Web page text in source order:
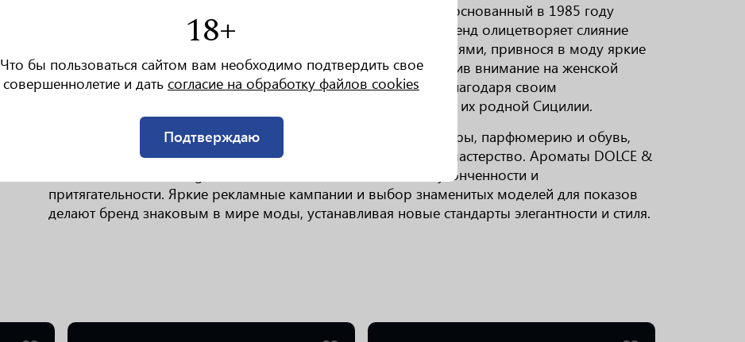
18+
Что бы пользоваться сайтом вам необходимо подтвердить свое
совершеннолетие и дать согласие на обработку файлов cookies
Подтверждаю
DOLCE & GABBANA — это культовый итальянский дом моды, основанный в 1985 году
дизайнерской парой Доменико Дольче и Стефано Габбана. Бренд олицетворяет слияние
традиционного итальянского стиля с современными тенденциями, привнося в моду яркие
цвета, богатые фактуры и драмы. Первоначально сосредоточив внимание на женской
одежде, DOLCE & GABBANA быстро завоевал популярность благодаря своим
захватывающим коллекциям, в которых отразились элементы их родной Сицилии.
С тех пор бренд расширил свое портфолио, добавив аксессуары, парфюмерию и обувь,
каждую из которых отличает уникальный дизайн и искусное мастерство. Ароматы DOLCE &
GABBANA, такие как Light Blue и The One, стали символами утонченности и
притягательности. Яркие рекламные кампании и выбор знаменитых моделей для показов
делают бренд знаковым в мире моды, устанавливая новые стандарты элегантности и стиля.